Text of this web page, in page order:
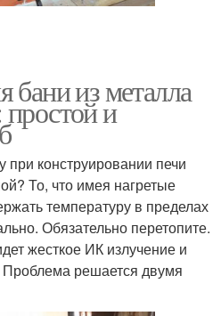
бани из металла
и
конструировании печи
То, что имея нагретые
температуру в пределах
Обязательно перетопите.
жесткое ИК излучение и
решается двумя